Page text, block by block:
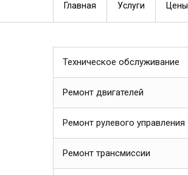
Главная Услуги Цены
Техническое обслуживание
Ремонт двигателей
Ремонт рулевого управления
Ремонт трансмиссии